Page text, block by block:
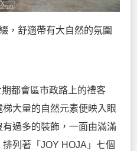
，舒適帶有大自然的氛圍
期都會區市政路上的禮客
大量的自然元素便映入眼
過多的裝飾，一面由滿滿
列著「JOY HOJA」七個